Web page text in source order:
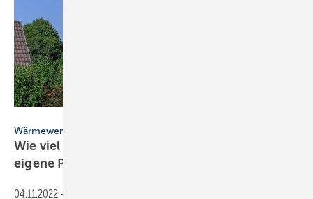
Wärmewende
Wie viel vom Wärmepumpenstrom liefert die
eigene PV-Anlage?
04.11.2022 -